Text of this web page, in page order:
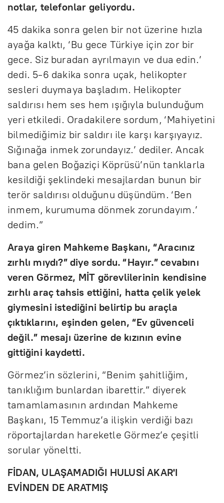
notlar, telefonlar geliyordu.
45 dakika sonra gelen bir not üzerine hızla
ayağa kalktı, ‘Bu gece Türkiye için zor bir
gece. Siz buradan ayrılmayın ve dua edin.’
dedi. 5-6 dakika sonra uçak, helikopter
sesleri duymaya başladım. Helikopter
saldırısı hem ses hem ışığıyla bulunduğum
yeri etkiledi. Oradakilere sordum, ‘Mahiyetini
bilmediğimiz bir saldırı ile karşı karşıyayız.
Sığınağa inmek zorundayız.’ dediler. Ancak
bana gelen Boğaziçi Köprüsü’nün tanklarla
kesildiği şeklindeki mesajlardan bunun bir
terör saldırısı olduğunu düşündüm. ‘Ben
inmem, kurumuma dönmek zorundayım.’
dedim.”
Araya giren Mahkeme Başkanı, “Aracınız
zırhlı mıydı?” diye sordu. “Hayır.” cevabını
veren Görmez, MİT görevlilerinin kendisine
zırhlı araç tahsis ettiğini, hatta çelik yelek
giymesini istediğini belirtip bu araçla
çıktıklarını, eşinden gelen, “Ev güvenceli
değil.” mesajı üzerine de kızının evine
gittiğini kaydetti.
Görmez’in sözlerini, “Benim şahitliğim,
tanıklığım bunlardan ibarettir.” diyerek
tamamlamasının ardından Mahkeme
Başkanı, 15 Temmuz’a ilişkin verdiği bazı
röportajlardan hareketle Görmez’e çeşitli
sorular yöneltti.
FİDAN, ULAŞAMADIĞI HULUSİ AKAR'I
EVİNDEN DE ARATMIŞ